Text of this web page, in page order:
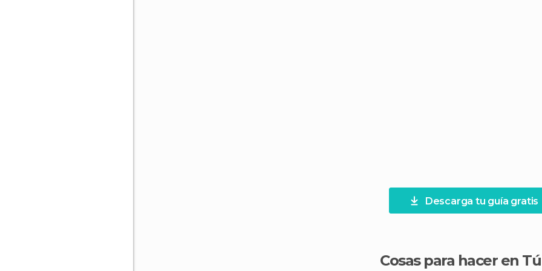
Descarga tu guía gratis
Cosas para hacer en